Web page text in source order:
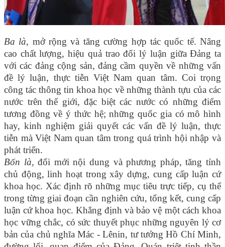
Ba là, mở rộng và tăng cường hợp tác quốc tế. Nâng
cao chất lượng, hiệu quả trao đổi lý luận giữa Đảng ta
với các đảng cộng sản, đảng cầm quyền về những vấn
đề lý luận, thực tiễn Việt Nam quan tâm. Coi trọng
công tác thông tin khoa học về những thành tựu của các
nước trên thế giới, đặc biệt các nước có những điểm
tương đồng về ý thức hệ; những quốc gia có mô hình
hay, kinh nghiệm giải quyết các vấn đề lý luận, thực
tiễn mà Việt Nam quan tâm trong quá trình hội nhập và
phát triển.
Bốn là, đổi mới nội dung và phương pháp, tăng tính
chủ động, linh hoạt trong xây dựng, cung cấp luận cứ
khoa học. Xác định rõ những mục tiêu trực tiếp, cụ thể
trong từng giai đoạn cần nghiên cứu, tổng kết, cung cấp
luận cứ khoa học. Khẳng định và bảo vệ một cách khoa
học vững chắc, có sức thuyết phục những nguyên lý cơ
bản của chủ nghĩa Mác - Lênin, tư tưởng Hồ Chí Minh,